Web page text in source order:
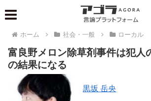
ホーム 社会・一般 ローカル
富良野メロン除草剤事件は犯人
の結果になる
黒坂 岳央